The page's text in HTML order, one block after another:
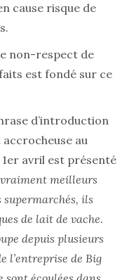
cause risque de
non-respect de
est fondé sur ce
d’introduction
au
avril est présenté
meilleurs
supermarchés, ils
de lait de vache.
depuis plusieurs
l’entreprise de Big